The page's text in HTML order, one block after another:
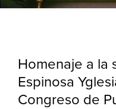
Homenaje a la
Espinosa
Congreso de